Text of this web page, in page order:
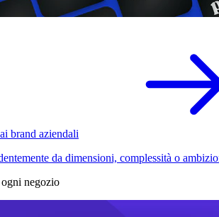
brand aziendali
da dimensioni, complessità o
negozio